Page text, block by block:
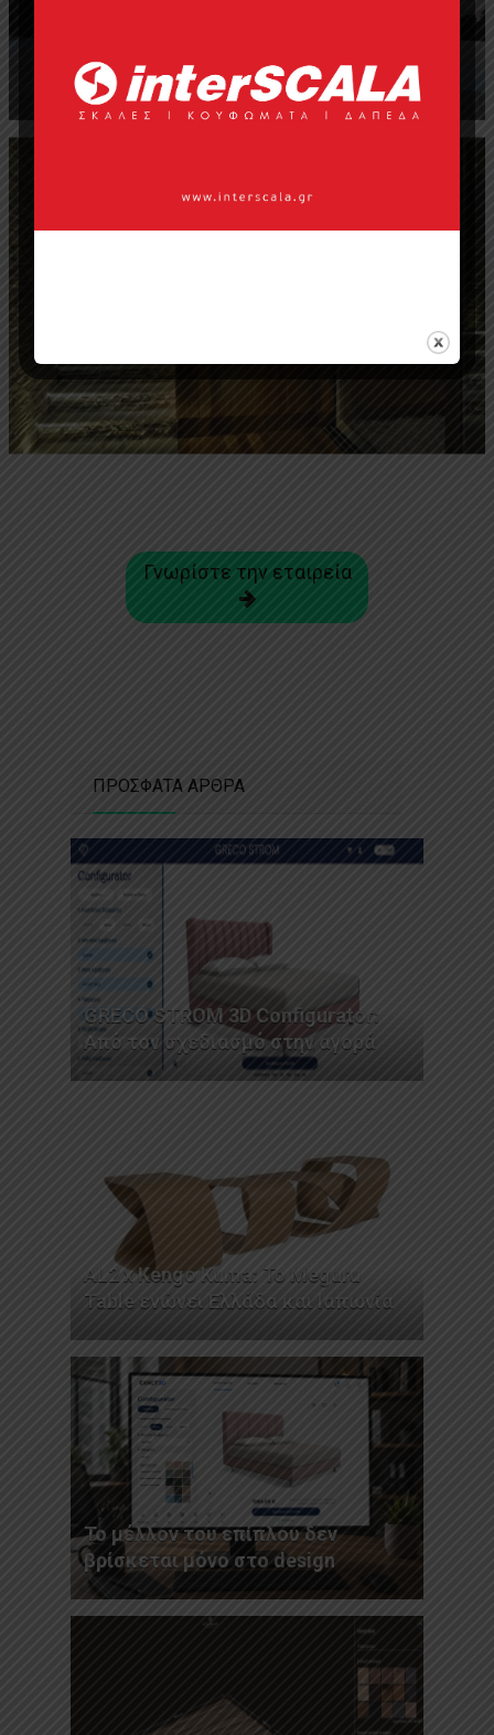
Γνωρίστε την εταιρεία
ΠΡΟΣΦΑΤΑ ΑΡΘΡΑ
GRECO STROM 3D Configurator:
Από τον σχεδιασμό στην αγορά
AL2 x Kengo Kuma: Το Meguru
Table ενώνει Ελλάδα και Ιαπωνία
Το μέλλον του επίπλου δεν
βρίσκεται μόνο στο design